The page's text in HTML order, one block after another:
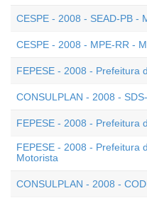
CESPE - 2008 - SEAD-PB -
CESPE - 2008 - MPE-RR -
FEPESE - 2008 - Prefeitura
CONSULPLAN - 2008 -
FEPESE - 2008 - Prefeitura
FEPESE - 2008 - Prefeitura
Motorista
CONSULPLAN - 2008 -